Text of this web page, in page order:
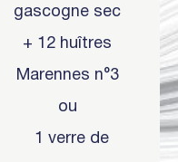
gascogne sec
+ 12 huîtres
Marennes n°3
ou
1 verre de